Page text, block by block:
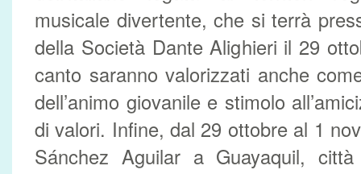
musicale divertente, che si terrà
della Società Dante Alighieri il 29
canto saranno valorizzati anche
dell’animo giovanile e stimolo
di valori. Infine, dal 29 ottobre al 1
Sánchez Aguilar a Guayaquil,